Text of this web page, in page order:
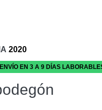
2020
EN 3 A 9 DÍAS